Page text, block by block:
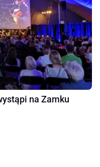
na Zamku